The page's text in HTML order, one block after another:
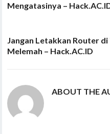
Mengatasinya –
Jangan Letakkan Router
Melemah – Hack.AC.ID
ABOUT THE